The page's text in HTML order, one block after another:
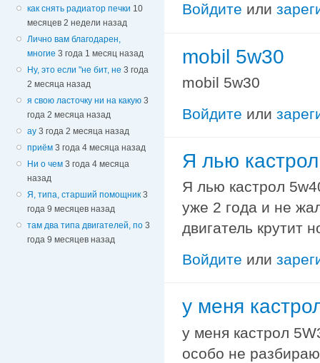
как снять радиатор печки 10
месяцев 2 недели назад
Лично вам благодарен,
многие 3 года 1 месяц назад
Ну, это если "не бит, не 3 года
2 месяца назад
я свою ласточку ни на какую 3
года 2 месяца назад
ау 3 года 2 месяца назад
приём 3 года 4 месяца назад
Ни о чем 3 года 4 месяца
назад
Я, типа, старший помощник 3
года 9 месяцев назад
там два типа двигателей, по 3
года 9 месяцев назад
Войдите или
mobil 5w30
mobil 5w30
Войдите или
Я лью
Я лью кастрол
уже 2 года и не
двигатель крутит
Войдите или
у меня
у меня кастрол
особо не